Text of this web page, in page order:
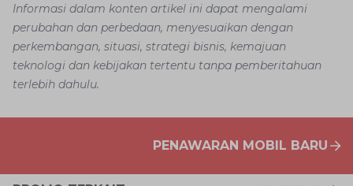
Informasi dalam konten artikel ini dapat mengalami
perubahan dan perbedaan, menyesuaikan dengan
perkembangan, situasi, strategi bisnis, kemajuan
teknologi dan kebijakan tertentu tanpa pemberitahuan
terlebih dahulu.
PENAWARAN MOBIL BARU